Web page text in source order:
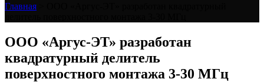
Главная
ООО «Аргус-ЭТ» разработан
квадратурный делитель
поверхностного монтажа 3-30 МГц